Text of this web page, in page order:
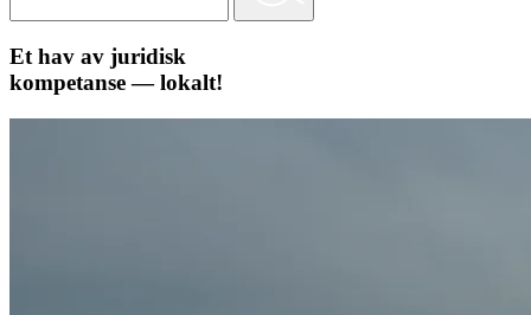
Et hav av juridisk
kompetanse — lokalt!